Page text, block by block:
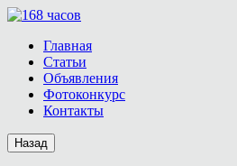
Главная
Статьи
Объявления
Фотоконкурс
Контакты
Назад